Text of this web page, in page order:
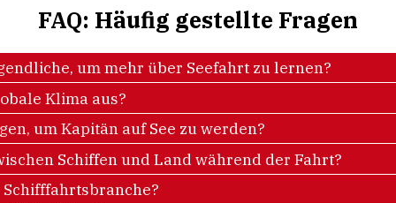
FAQ: Häufig gestellte Fragen
um mehr über Seefahrt zu lernen?
Klima aus?
um Kapitän auf See zu werden?
Schiffen und Land während der Fahrt?